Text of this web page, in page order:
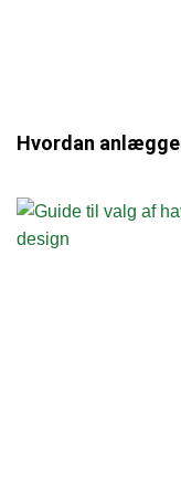
Hvordan